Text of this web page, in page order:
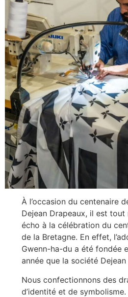
À l’occasion du centenaire
Dejean Drapeaux, il est
écho à la célébration du
de la Bretagne. En effet,
Gwenn-ha-du a été fondée
année que la société
Nous confectionnons des
d’identité et de